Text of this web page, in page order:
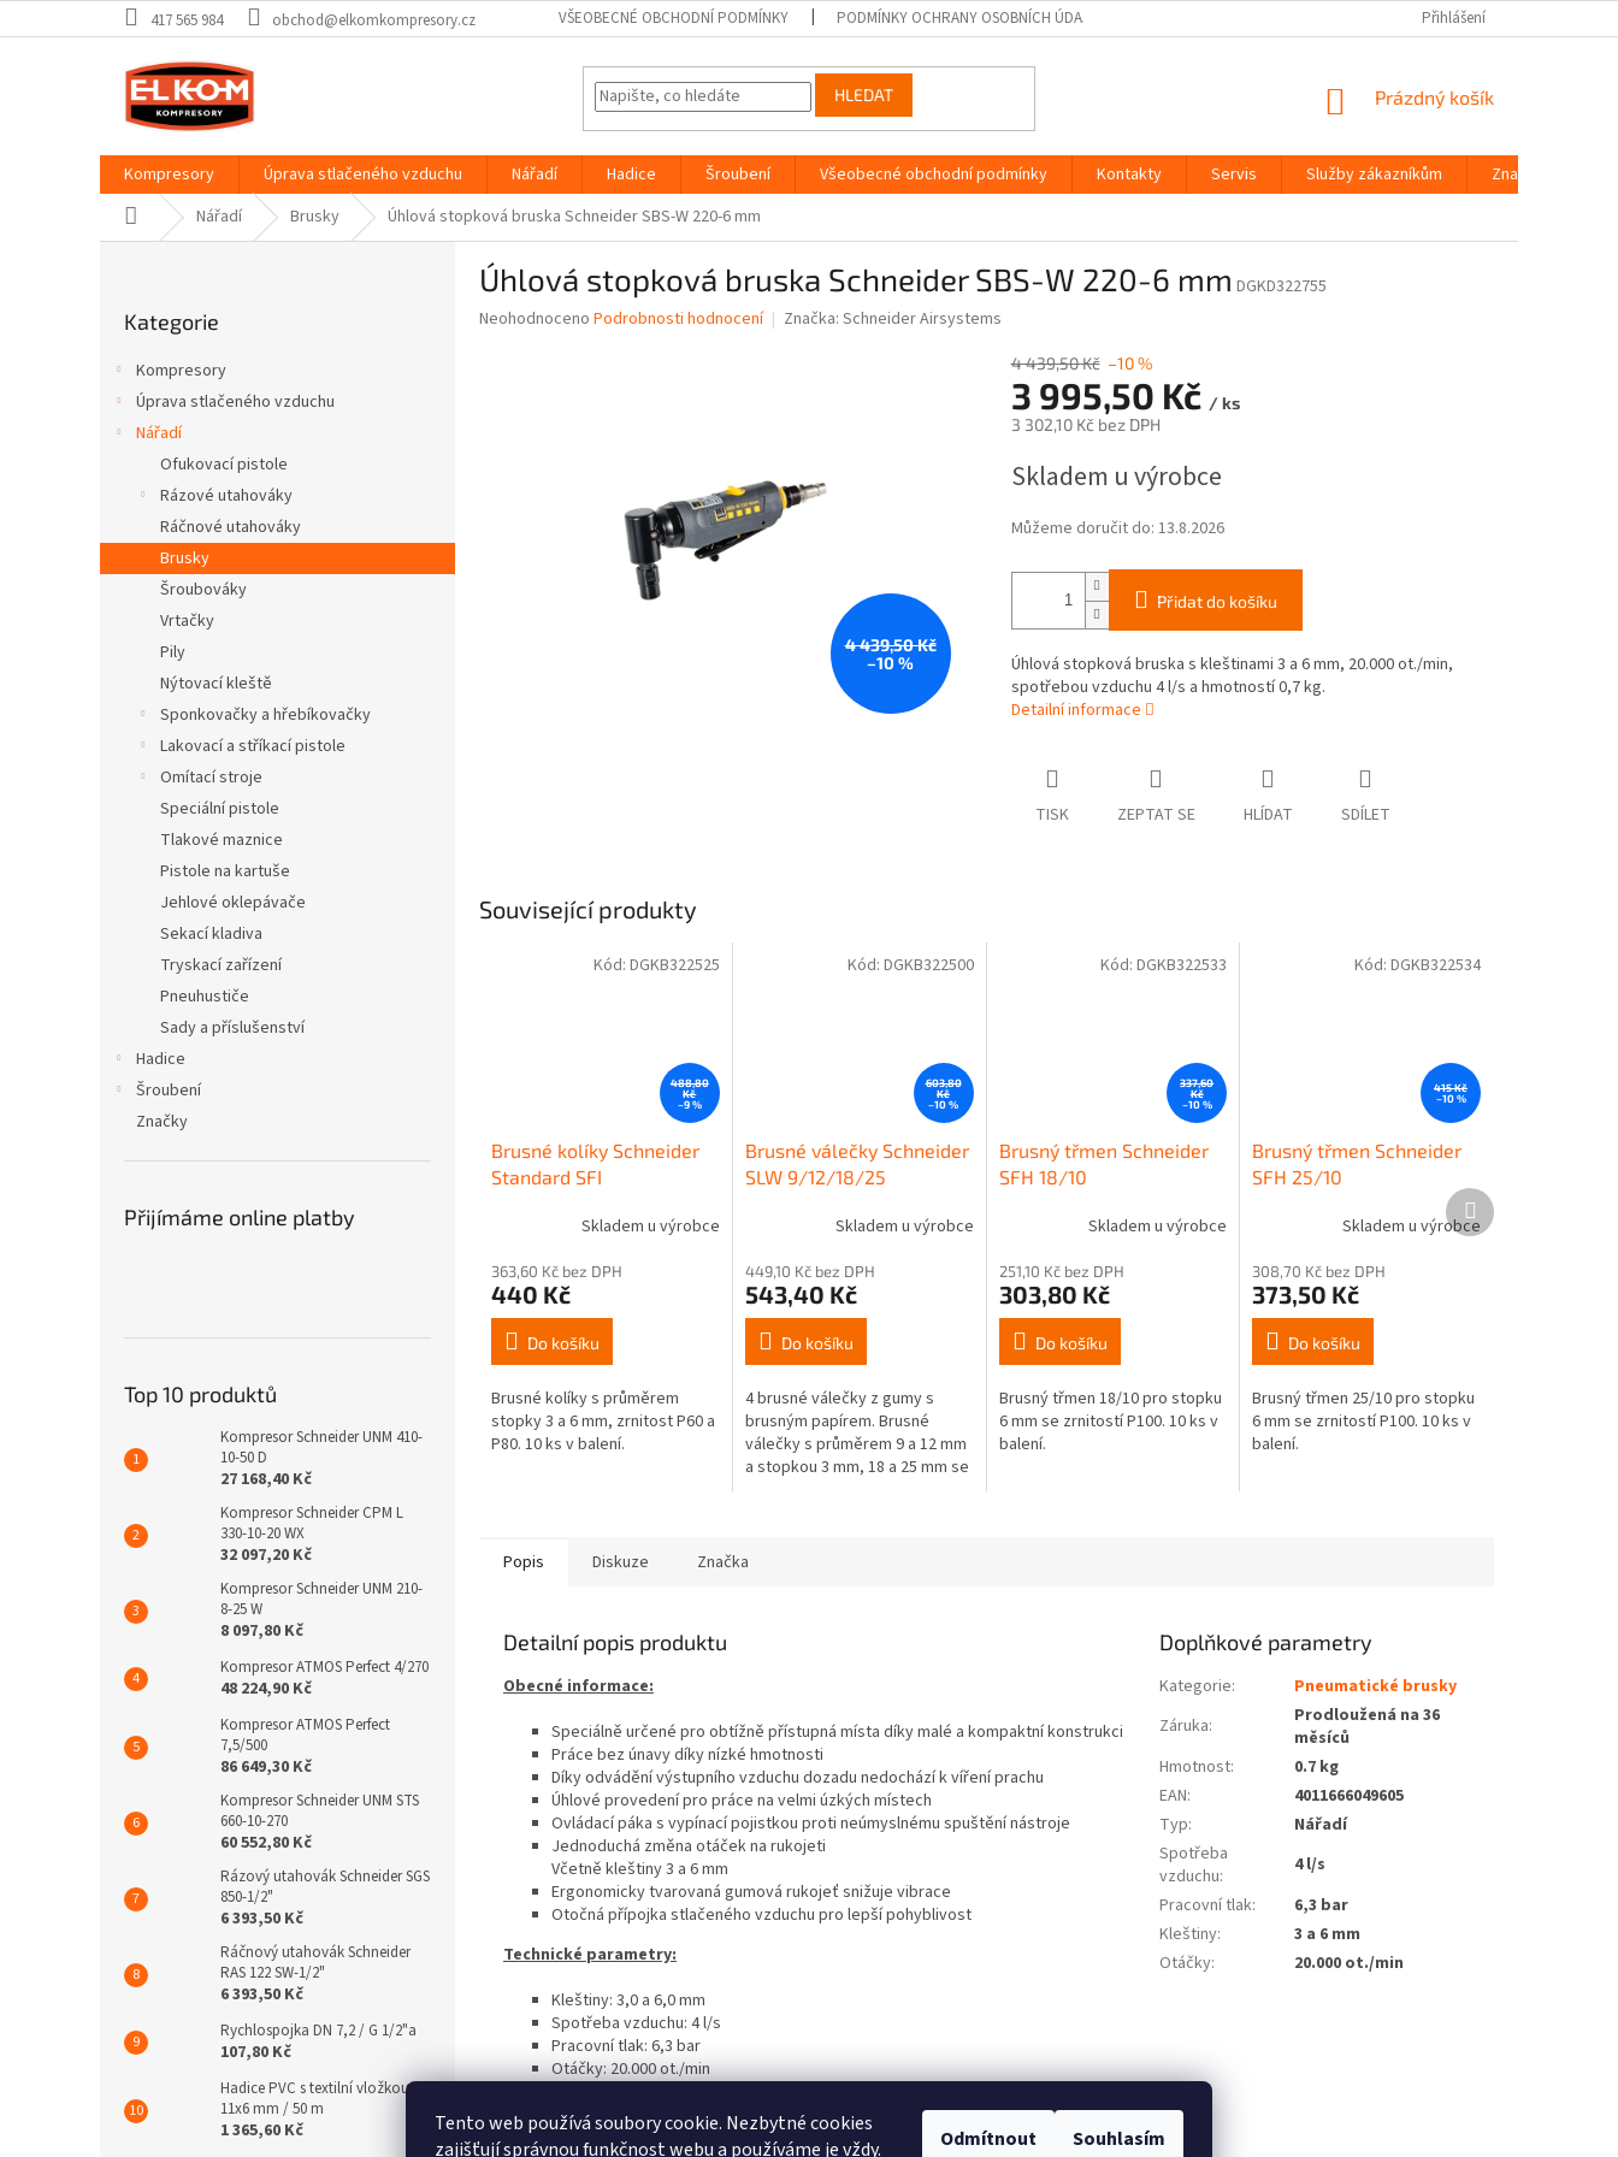
Tento web používá soubory cookie. Nezbytné cookies
zajišťují správnou funkčnost webu a používáme je vždy.
Odmítnout Souhlasím
na
417 565 984 obchod@elkomkompresory.cz VŠEOBECNÉ OBCHODNÍ PODMÍNKY PODMÍNKY OCHRANY OSOBNÍCH ÚDAJŮ Přihlášení
HLEDAT
NÁKUPNÍ
Prázdný košík
Kompresory Úprava stlačeného vzduchu Nářadí Hadice Šroubení Všeobecné obchodní podmínky Kontakty Servis Služby zákazníkům
Značky
Domů Nářadí Brusky Úhlová stopková bruska Schneider SBS-W 220-6 mm
n
e
kategorie
Kategorie
Kompresory
Úprava stlačeného vzduchu
Nářadí
Ofukovací pistole
Rázové utahováky
Ráčnové utahováky
Brusky
Šroubováky
Vrtačky
Pily
Nýtovací kleště
Sponkovačky a hřebíkovačky
Lakovací a stříkací pistole
Omítací stroje
Speciální pistole
Tlakové maznice
Pistole na kartuše
Jehlové oklepávače
Sekací kladiva
Tryskací zařízení
Pneuhustiče
Sady a příslušenství
Hadice
Šroubení
Značky
Přijímáme online platby
Top 10 produktů
Kompresor Schneider UNM 410-
10-50 D
27 168,40 Kč
Kompresor Schneider CPM L
330-10-20 WX
32 097,20 Kč
Kompresor Schneider UNM 210-
8-25 W
8 097,80 Kč
Kompresor ATMOS Perfect 4/270
48 224,90 Kč
Kompresor ATMOS Perfect
7,5/500
86 649,30 Kč
Kompresor Schneider UNM STS
660-10-270
60 552,80 Kč
Rázový utahovák Schneider SGS
850-1/2"
6 393,50 Kč
Ráčnový utahovák Schneider
RAS 122 SW-1/2"
6 393,50 Kč
Rychlospojka DN 7,2 / G 1/2"a
107,80 Kč
Hadice PVC s textilní vložkou
11x6 mm / 50 m
1 365,60 Kč
Úhlová stopková bruska Schneider SBS-W 220-6 mm DGKD322755
Průměrné
Neohodnoceno Podrobnosti hodnocení Značka: Schneider Airsystems
4 439,50 Kč
–10 %
4 439,50 Kč –10 %
3 995,50 Kč / ks
3 302,10 Kč bez DPH
cena:
Skladem u výrobce
Můžeme doručit do: 13.8.2026
Přidat do košíku
Úhlová stopková bruska s kleštinami 3 a 6 mm, 20.000 ot./min,
spotřebou vzduchu 4 l/s a hmotností 0,7 kg.
Detailní informace
TISK ZEPTAT SE HLÍDAT SDÍLET
Související produkty
488,80
Kč
–9 %
Brusné kolíky Schneider
Standard SFI
Skladem u výrobce
363,60 Kč bez DPH
440 Kč
Do košíku
Brusné kolíky s průměrem
stopky 3 a 6 mm, zrnitost P60 a
P80. 10 ks v balení.
Kód: DGKB322525
603,80
Kč
–10 %
Brusné válečky Schneider
SLW 9/12/18/25
Skladem u výrobce
449,10 Kč bez DPH
543,40 Kč
Do košíku
4 brusné válečky z gumy s
brusným papírem. Brusné
válečky s průměrem 9 a 12 mm
a stopkou 3 mm, 18 a 25 mm se
Kód: DGKB322500
337,60
Kč
–10 %
Brusný třmen Schneider
SFH 18/10
Skladem u výrobce
251,10 Kč bez DPH
303,80 Kč
Do košíku
Brusný třmen 18/10 pro stopku
6 mm se zrnitostí P100. 10 ks v
balení.
Kód:DGKB322533
415 Kč
–10 %
Brusný třmen Schneider
SFH 25/10
Skladem u výrobce
308,70 Kč bez DPH
373,50 Kč
Do košíku
Brusný třmen 25/10 pro stopku
6 mm se zrnitostí P100. 10 ks v
balení.
Kód: DGKB322534
Další
produkt
Popis Diskuze Značka
Detailní popis produktu
Obecné informace:
Speciálně určené pro obtížně přístupná místa díky malé a kompaktní konstrukci
Práce bez únavy díky nízké hmotnosti
Díky odvádění výstupního vzduchu dozadu nedochází k víření prachu
Úhlové provedení pro práce na velmi úzkých místech
Ovládací páka s vypínací pojistkou proti neúmyslnému spuštění nástroje
Jednoduchá změna otáček na rukojeti
Včetně kleštiny 3 a 6 mm
Ergonomicky tvarovaná gumová rukojeť snižuje vibrace
Otočná přípojka stlačeného vzduchu pro lepší pohyblivost
Technické parametry:
Kleštiny: 3,0 a 6,0 mm
Spotřeba vzduchu: 4 l/s
Pracovní tlak: 6,3 bar
Otáčky: 20.000 ot./min
Hmotnost: 0,7 kg
Doplňkové parametry
Kategorie:
Pneumatické brusky
Záruka:
Prodloužená na 36
měsíců
Hmotnost:
0.7 kg
EAN:
4011666049605
Typ:
Nářadí
Spotřeba
vzduchu:
4 l/s
Pracovní tlak:
6,3 bar
Kleštiny:
3 a 6 mm
Otáčky: 20.000 ot./min